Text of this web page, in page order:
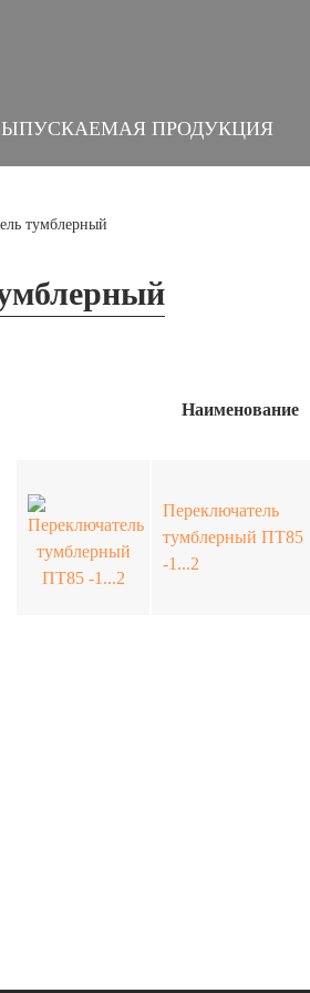
ПРОДУКЦИЯ
тумблерный
Наименование
Переключатель
тумблерный ПТ85
-1...2